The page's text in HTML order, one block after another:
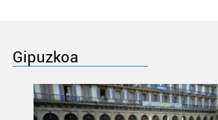
Gipuzkoa